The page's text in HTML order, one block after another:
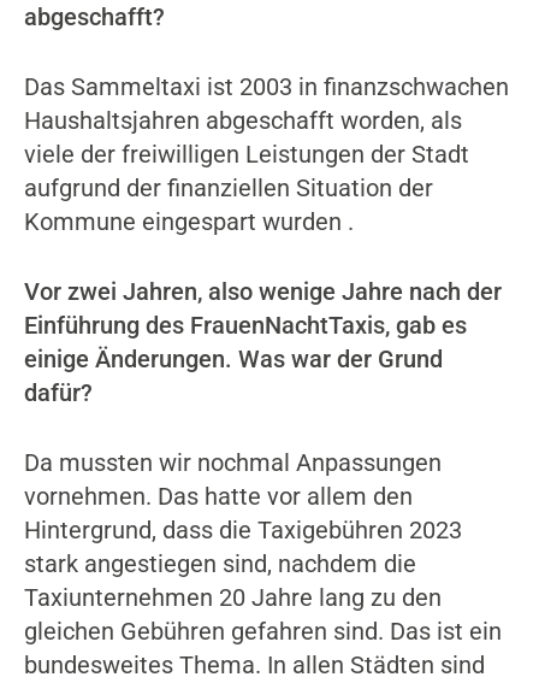
abgeschafft?
Das Sammeltaxi ist 2003 in finanzschwachen
Haushaltsjahren abgeschafft worden, als
viele der freiwilligen Leistungen der Stadt
aufgrund der finanziellen Situation der
Kommune eingespart wurden .
Vor zwei Jahren, also wenige Jahre nach der
Einführung des FrauenNachtTaxis, gab es
einige Änderungen. Was war der Grund
dafür?
Da mussten wir nochmal Anpassungen
vornehmen. Das hatte vor allem den
Hintergrund, dass die Taxigebühren 2023
stark angestiegen sind, nachdem die
Taxiunternehmen 20 Jahre lang zu den
gleichen Gebühren gefahren sind. Das ist ein
bundesweites Thema. In allen Städten sind